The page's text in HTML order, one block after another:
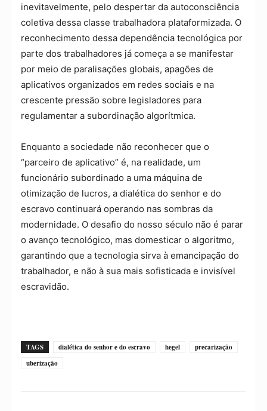
inevitavelmente, pelo despertar da autoconsciência
coletiva dessa classe trabalhadora plataformizada. O
reconhecimento dessa dependência tecnológica por
parte dos trabalhadores já começa a se manifestar
por meio de paralisações globais, apagões de
aplicativos organizados em redes sociais e na
crescente pressão sobre legisladores para
regulamentar a subordinação algorítmica.
Enquanto a sociedade não reconhecer que o
“parceiro de aplicativo” é, na realidade, um
funcionário subordinado a uma máquina de
otimização de lucros, a dialética do senhor e do
escravo continuará operando nas sombras da
modernidade. O desafio do nosso século não é parar
o avanço tecnológico, mas domesticar o algoritmo,
garantindo que a tecnologia sirva à emancipação do
trabalhador, e não à sua mais sofisticada e invisível
escravidão.
TAGS dialética do senhor e do escravo hegel
precarização
uberização